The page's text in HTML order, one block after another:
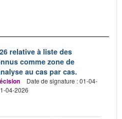
relative à liste des
comme zone de
au cas par cas.
Date de signature : 01-04-
04-2026